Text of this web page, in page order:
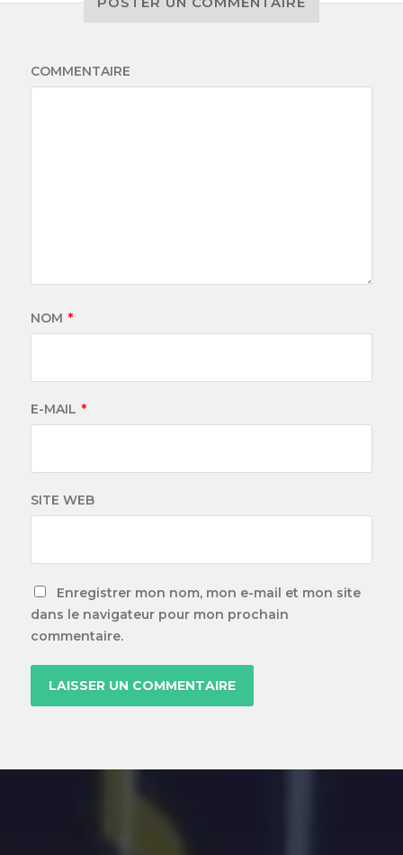
COMMENTAIRE
NOM *
E-MAIL *
SITE WEB
Enregistrer mon nom, mon e-mail et mon site
dans le navigateur pour mon prochain
commentaire.